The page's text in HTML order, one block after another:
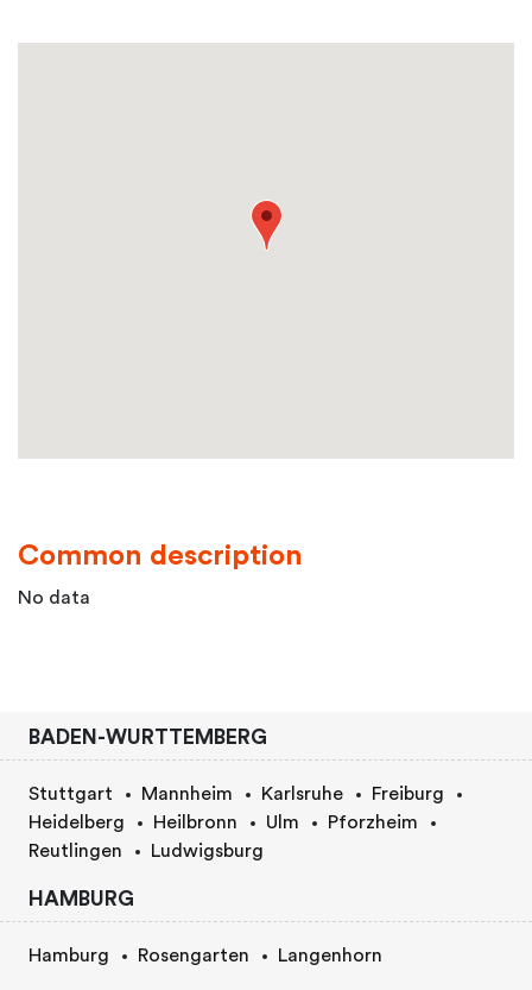
Common description
No data
BADEN-WURTTEMBERG
Stuttgart Mannheim Karlsruhe
Freiburg
Heidelberg
Heilbronn Ulm
Pforzheim
Reutlingen
Ludwigsburg
HAMBURG
Hamburg Rosengarten Langenhorn